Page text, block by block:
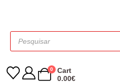
0
Cart
0.00€